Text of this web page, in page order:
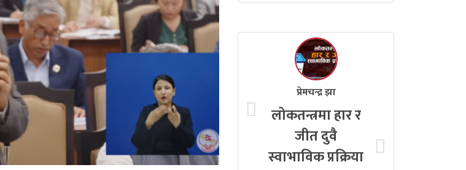
प्रेमचन्द्र झा
लोकतन्त्रमा हार र
जीत दुवै
स्वाभाविक प्रक्रिया